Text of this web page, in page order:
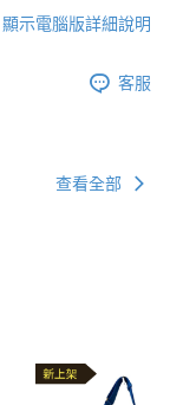
顯示電腦版詳細說明
客服
查看全部